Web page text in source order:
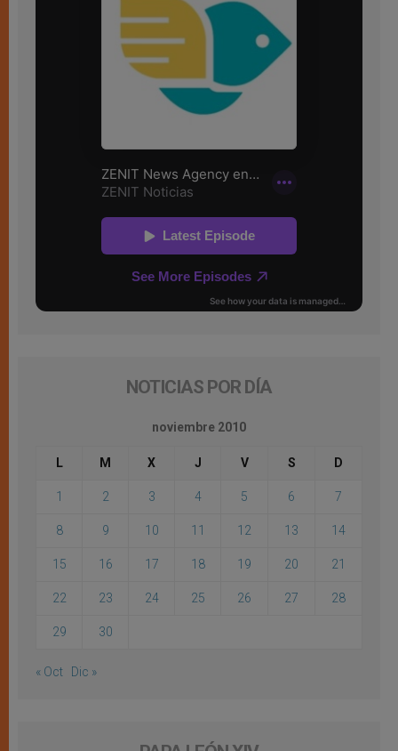
NOTICIAS POR DÍA
noviembre 2010
L M X J V S D
1 2 3 4 5 6 7
8 9 10 11 12 13 14
15 16 17 18 19 20 21
22 23 24 25 26 27 28
29 30
« Oct Dic »